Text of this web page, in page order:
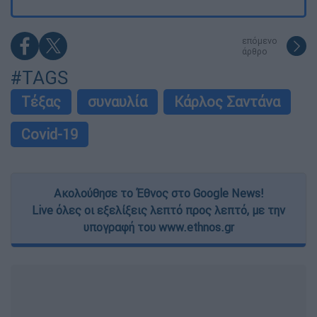
επόμενο
άρθρο
#TAGS
Τέξας συναυλία
Κάρλος Σαντάνα
Covid-19
Ακολούθησε το Έθνος στο Google News!
Live όλες οι εξελίξεις λεπτό προς λεπτό, με την
υπογραφή του www.ethnos.gr